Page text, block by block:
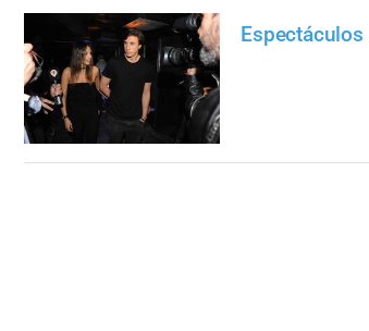
Espectáculos